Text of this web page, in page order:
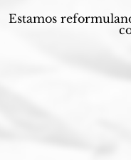
Estamos